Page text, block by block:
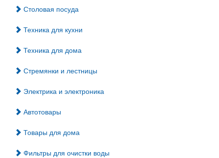
Столовая посуда
Техника для кухни
Техника для дома
Стремянки и лестницы
Электрика и электроника
Автотовары
Товары для дома
Фильтры для очистки воды